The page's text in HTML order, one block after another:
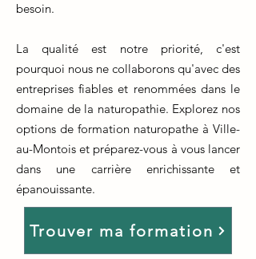
besoin.
La qualité est notre priorité, c'est
pourquoi nous ne collaborons qu'avec des
entreprises fiables et renommées dans le
domaine de la naturopathie. Explorez nos
options de formation naturopathe à Ville-
au-Montois et préparez-vous à vous lancer
dans une carrière enrichissante et
épanouissante.
Trouver ma formation